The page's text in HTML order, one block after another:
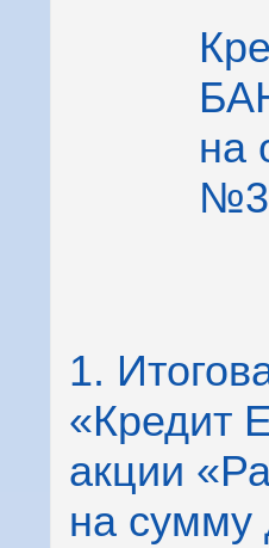
на
1.
«Кредит
акции
на сумму